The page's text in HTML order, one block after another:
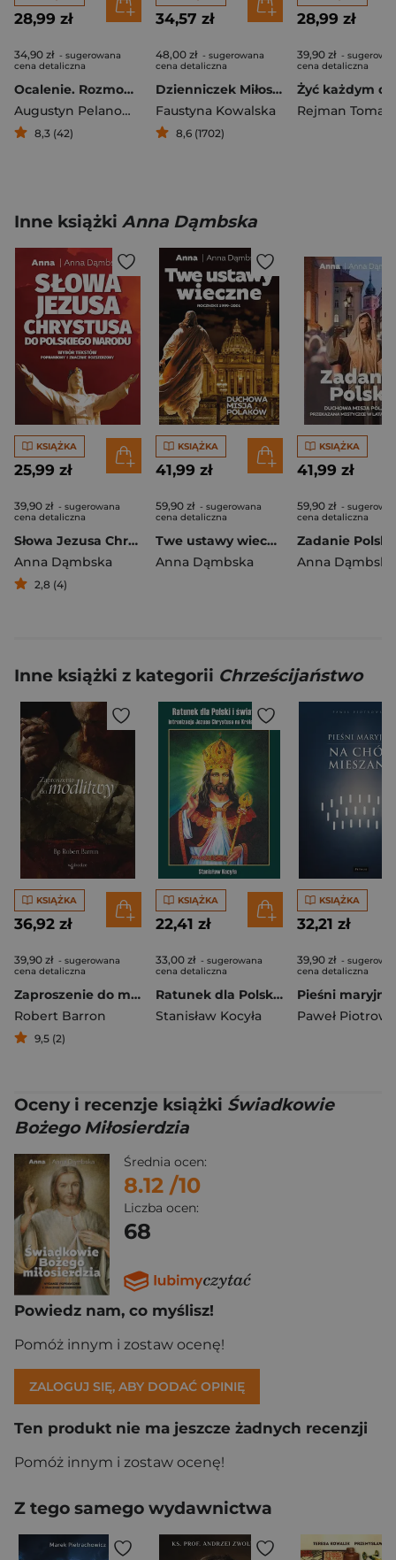
28,99 zł
34,90 zł - sugerowana
cena detaliczna
Ocalenie. Rozmowa z o. Augustynem Pelanowskim
Augustyn Pelanowski
8,3 (42)
34,57 zł
48,00 zł - sugerowana
cena detaliczna
Dzienniczek Miłosierdzie Boże w duszy mojej
Faustyna Kowalska
8,6 (1702)
28,99 zł
39,90 zł -
cena detaliczna
Żyć każdym
Rejman Tomasz
Inne książki Anna Dąmbska
KSIĄŻKA
25,99 zł
39,90 zł - sugerowana
cena detaliczna
Słowa Jezusa Chrystusa do polskiego narodu
Anna Dąmbska
2,8 (4)
KSIĄŻKA
41,99 zł
59,90 zł - sugerowana
cena detaliczna
Twe ustawy wieczne
Anna Dąmbska
KSIĄŻKA
41,99 zł
59,90 zł -
cena detaliczna
Zadanie Polski
Anna Dąmbska
Inne książki z kategorii Chrześcijaństwo
KSIĄŻKA
36,92 zł
39,90 zł - sugerowana
cena detaliczna
Zaproszenie do modlitwy
Robert Barron
9,5 (2)
KSIĄŻKA
22,41 zł
33,00 zł - sugerowana
cena detaliczna
Ratunek dla Polski i świata – intronizacja Jezusa Chrystusa na Króla Polski
Stanisław Kocyła
KSIĄŻKA
32,21 zł
39,90 zł -
cena detaliczna
Paweł
Oceny i recenzje książki Świadkowie
Bożego Miłosierdzia
Średnia ocen:
8.12 /10
Liczba ocen:
68
Powiedz nam, co myślisz!
Pomóż innym i zostaw ocenę!
ZALOGUJ SIĘ, ABY DODAĆ OPINIĘ
Ten produkt nie ma jeszcze żadnych recenzji
Pomóż innym i zostaw ocenę!
Z tego samego wydawnictwa